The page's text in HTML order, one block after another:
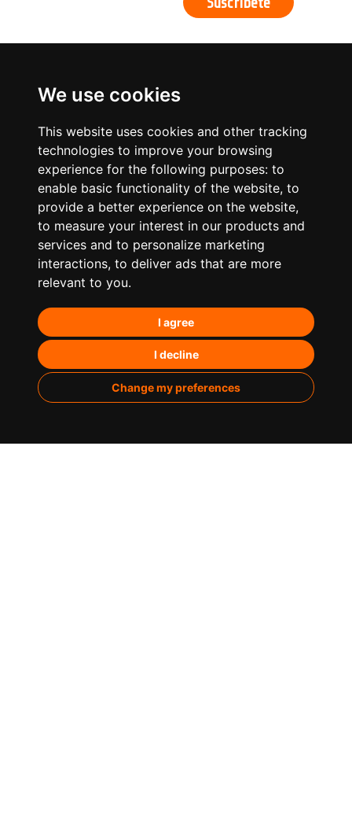
We use cookies
This website uses cookies and other tracking
technologies to improve your browsing
experience for the following purposes: to
enable basic functionality of the website, to
provide a better experience on the website,
to measure your interest in our products and
services and to personalize marketing
interactions, to deliver ads that are more
relevant to you.
I agree
I decline
Change my preferences
¿Qué hacemos?
Posicionamiento en IA’s
Paid Media
Marketing de contenidos
Analítica